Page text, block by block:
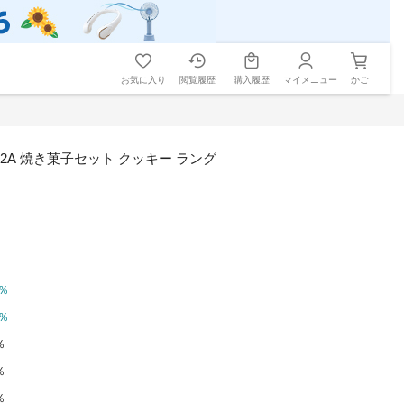
お気に入り 閲覧履歴 購入履歴 マイメニュー かご
焼き菓子セット クッキー ラング